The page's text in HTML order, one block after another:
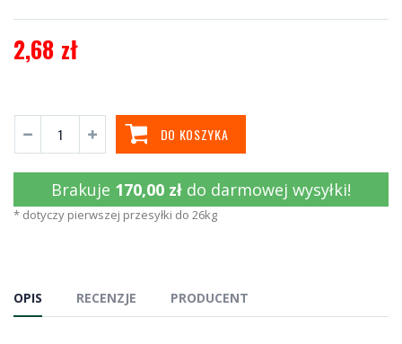
2,68 zł
DO KOSZYKA
Brakuje 170,00 zł do darmowej wysyłki!
* dotyczy pierwszej przesyłki do 26kg
OPIS RECENZJE PRODUCENT